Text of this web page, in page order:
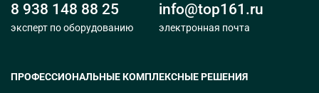
8 938 148 88 25
эксперт по оборудованию
info@top161.ru
электронная почта
ПРОФЕССИОНАЛЬНЫЕ КОМПЛЕКСНЫЕ РЕШЕНИЯ